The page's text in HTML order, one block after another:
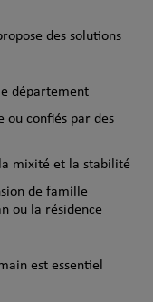
des solutions
département
ou confiés par des
mixité et la stabilité
de famille
ou la résidence
est essentiel